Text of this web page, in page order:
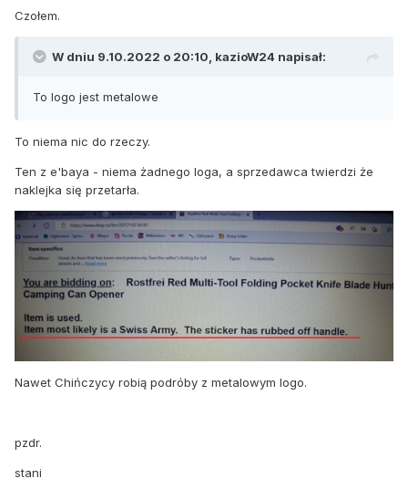
Czołem.
W dniu 9.10.2022 o 20:10, kazioW24 napisał:
To logo jest metalowe
To niema nic do rzeczy.
Ten z e'baya - niema żadnego loga, a sprzedawca twierdzi że
naklejka się przetarła.
Nawet Chińczycy robią podróby z metalowym logo.
pzdr.
stani